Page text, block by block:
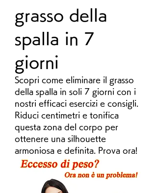
grasso della
spalla in 7
giorni
Scopri come eliminare il grasso
della spalla in soli 7 giorni con i
nostri efficaci esercizi e consigli.
Riduci centimetri e tonifica
questa zona del corpo per
ottenere una silhouette
armoniosa e definita. Prova ora!